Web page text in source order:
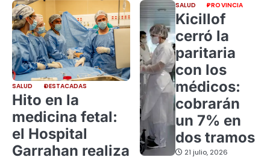
SALUD DESTACADAS
Hito en la
medicina fetal:
el Hospital
Garrahan realiza
SALUD PROVINCIA
Kicillof
cerró la
paritaria
con los
médicos:
cobrarán
un 7% en
dos tramos
21 julio, 2026